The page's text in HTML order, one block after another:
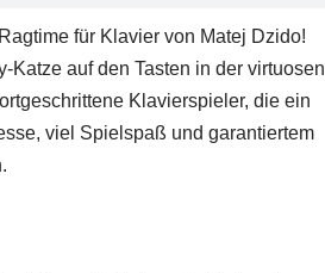
für Klavier von Matej Dzido!
Katze auf den Tasten in der virtuosen
Klavierspieler, die ein
viel Spielspaß und garantiertem